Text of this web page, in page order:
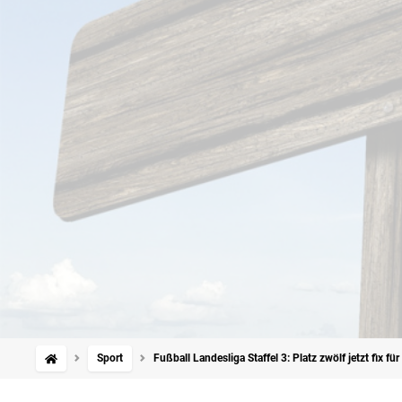
Sport Fußball Landesliga Staffel 3: Platz zwölf jetzt fix für